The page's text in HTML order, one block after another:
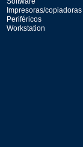
Impresoras/copiadoras
Periféricos
Workstation